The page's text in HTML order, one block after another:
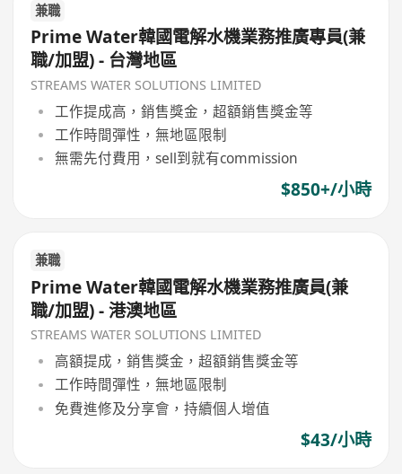
兼職
Prime Water韓國電解水機業務推廣專員(兼
職/加盟) - 台灣地區
STREAMS WATER SOLUTIONS LIMITED
工作提成高，銷售獎金，超額銷售獎金等
工作時間彈性，無地區限制
無需先付費用，sell到就有commission
$850+/小時
兼職
Prime Water韓國電解水機業務推廣員(兼
職/加盟) - 港澳地區
STREAMS WATER SOLUTIONS LIMITED
高額提成，銷售獎金，超額銷售獎金等
工作時間彈性，無地區限制
免費進修及分享會，持續個人增值
$43/小時